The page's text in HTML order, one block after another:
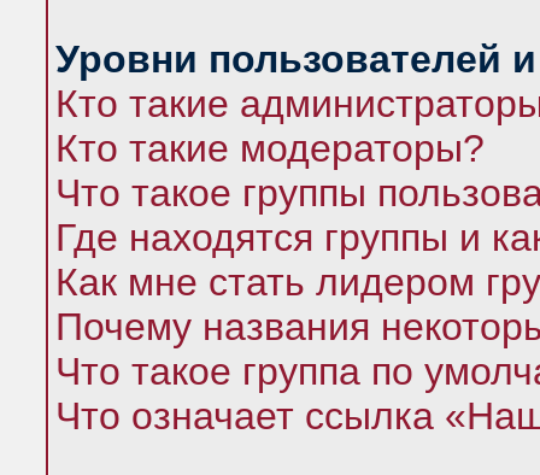
Уровни пользователей
Кто такие
Кто такие модераторы?
Что такое группы
Где находятся группы и
Как мне стать лидером
Почему названия
Что такое группа по
Что означает ссылка